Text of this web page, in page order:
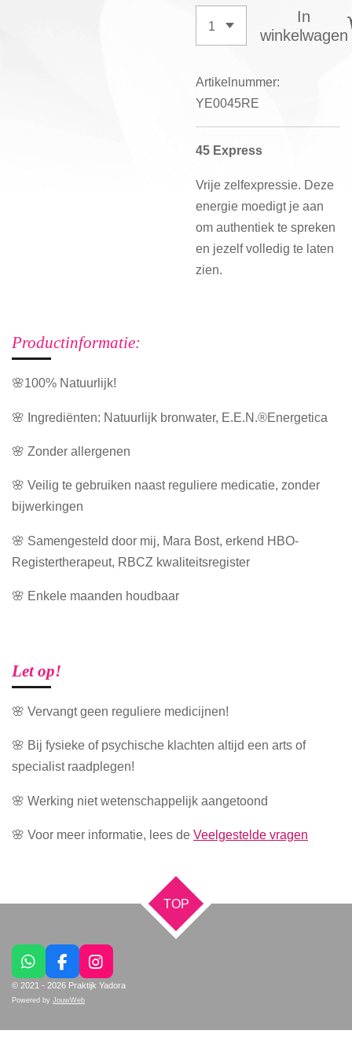
In
winkelwagen
Artikelnummer:
YE0045RE
45 Express
Vrije zelfexpressie. Deze
energie moedigt je aan
om authentiek te spreken
en jezelf volledig te laten
zien.
Productinformatie:
🌸100% Natuurlijk!
🌸 Ingrediënten: Natuurlijk bronwater, E.E.N.®Energetica
🌸 Zonder allergenen
🌸 Veilig te gebruiken naast reguliere medicatie, zonder
bijwerkingen
🌸 Samengesteld door mij, Mara Bost, erkend HBO-
Registertherapeut, RBCZ kwaliteitsregister
🌸 Enkele maanden houdbaar
Let op!
🌸 Vervangt geen reguliere medicijnen!
🌸 Bij fysieke of psychische klachten altijd een arts of
specialist raadplegen!
🌸 Werking niet wetenschappelijk aangetoond
🌸 Voor meer informatie, lees de Veelgestelde vragen
TOP
W
h
a
s
F
a
c
b
I
n
a
© 2021 - 2026 Praktijk Yadora
Powered by JouwWeb